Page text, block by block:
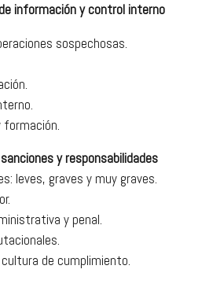
información y control interno
sospechosas.
formación.
y responsabilidades
leves, graves y muy graves.
y penal.
de cumplimiento.